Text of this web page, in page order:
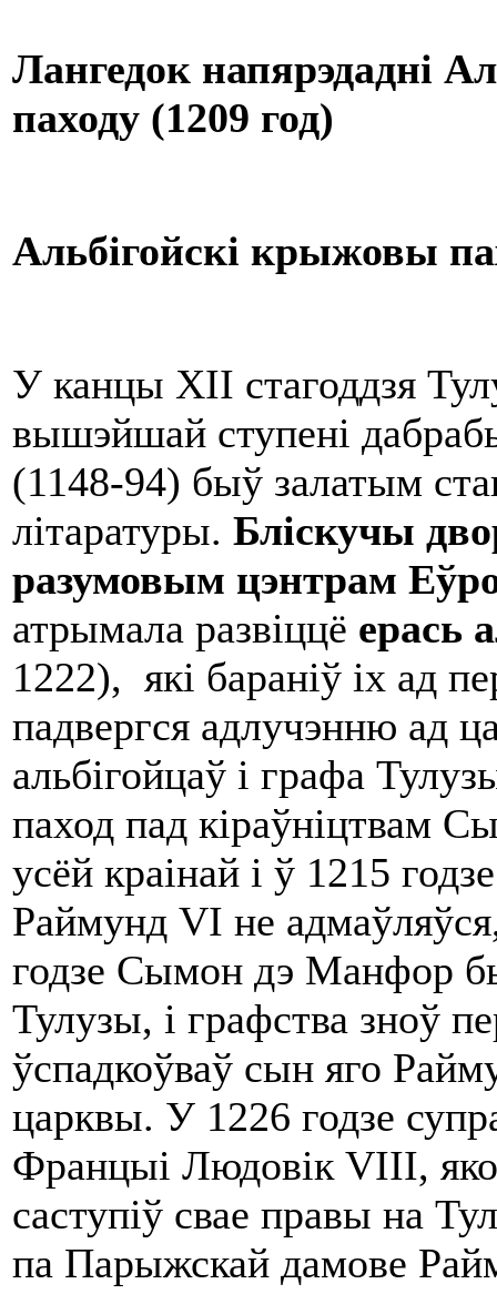
Лангедок напярэдадні
паходу (1209 год)
Альбігойскі крыжовы
У канцы XII стагоддзя
вышэйшай ступені
(1148-94) быў залатым
літаратуры. Бліскучы
разумовым цэнтрам
атрымала развіццё ерась
1222), які бараніў іх ад
падвергся адлучэнню ад
альбігойцаў і графа
паход пад кіраўніцтвам
усёй краінай і ў 1215
Раймунд VI не
годзе Сымон дэ Манфор
Тулузы, і графства зноў
ўспадкоўваў сын яго
царквы. У 1226 годзе
Францыі Людовік VIII,
саступіў свае правы на
па Парыжскай дамове